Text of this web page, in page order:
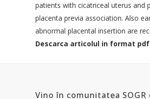
patients with cicatriceal uterus and
placenta previa association. Also
abnormal placental insertion are
Descarca articolul in format pdf
Vino în comunitatea